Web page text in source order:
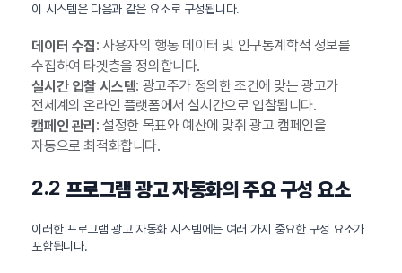
이 시스템은 다음과 같은 요소로 구성됩니다.
데이터 수집: 사용자의 행동 데이터 및 인구통계학적 정보를
수집하여 타겟층을 정의합니다.
실시간 입찰 시스템: 광고주가 정의한 조건에 맞는 광고가
전세계의 온라인 플랫폼에서 실시간으로 입찰됩니다.
캠페인 관리 : 설정한 목표와 예산에 맞춰 광고 캠페인을
자동으로 최적화합니다.
2.2 프로그램 광고 자동화의 주요 구성 요소
이러한 프로그램 광고 자동화 시스템에는 여러 가지 중요한 구성 요소가
포함됩니다.